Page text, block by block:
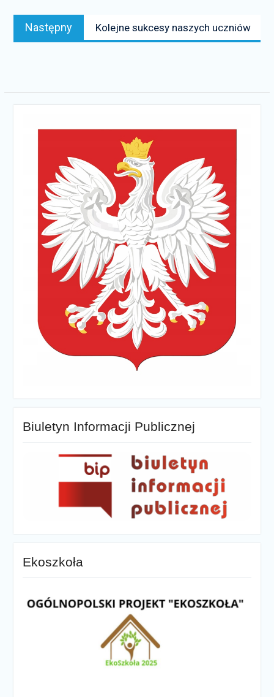
Następny
news:
Kolejne sukcesy naszych uczniów
Biuletyn Informacji Publicznej
Ekoszkoła